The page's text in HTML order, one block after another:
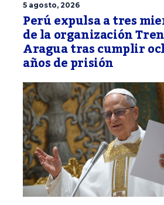
5 agosto, 2026
Perú expulsa a tres
de la organización
Aragua tras cumplir
años de prisión